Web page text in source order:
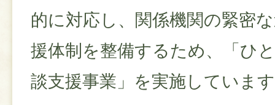
的に対応し、関係機関の緊密
援体制を整備するため、「ひ
談支援事業」を実施していま